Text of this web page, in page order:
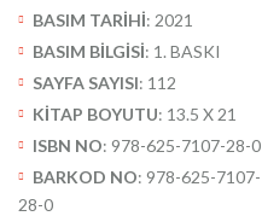
BASIM TARİHİ: 2021
BASIM BİLGİSİ: 1. BASKI
SAYFA SAYISI: 112
KİTAP BOYUTU: 13.5 X 21
ISBN NO: 978-625-7107-28-0
BARKOD NO: 978-625-7107-
28-0